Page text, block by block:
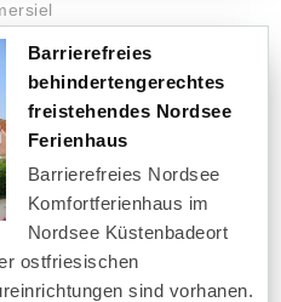
Barrierefreies
behindertengerechtes
freistehendes Nordsee
Ferienhaus
Barrierefreies Nordsee
Komfortferienhaus im
Nordsee Küstenbadeort
ostfriesischen
sind vorhanen.